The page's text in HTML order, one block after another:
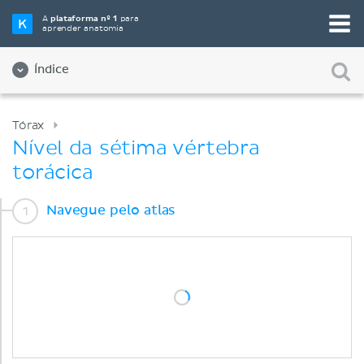
Aplataforma nº 1 para
aprender anatomia
Índice
Tórax
Nível da sétima vértebra
torácica
Navegue pelo atlas